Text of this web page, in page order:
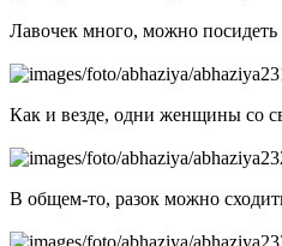
Лавочек много, можно посидеть
Как и везде, одни женщины со
В общем-то, разок можно